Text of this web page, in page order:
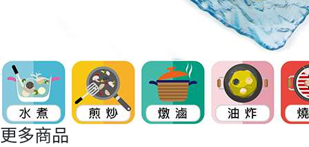
更多商品